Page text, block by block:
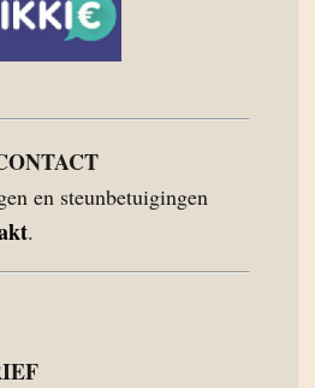
en steunbetuigingen
.